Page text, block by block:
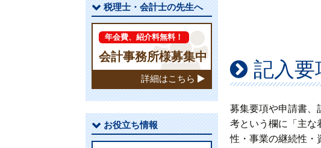
記入要
募集要項や申請書
考という欄に「主な
性・事業の継続性・
税理士・会計士の先生へ
年会費、紹介料無料！
会計事務所様募集中
詳細はこちら
お役立ち情報